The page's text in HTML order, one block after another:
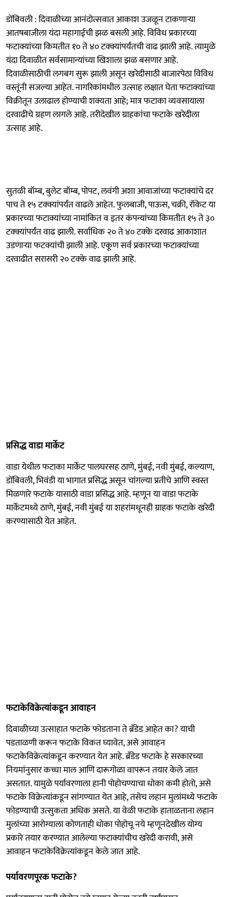
डोंबिवली : दिवाळीच्या आनंदोत्सवात आकाश उजळून टाकणाऱ्या
आतषबाजीला यंदा महागाईची झळ बसली आहे. विविध प्रकारच्या
फटाक्यांच्या किमतीत १० ते ४० टक्क्यांपर्यंतची वाढ झाली आहे. त्यामुळे
यंदा दिवाळीत सर्वसामान्यांच्या खिशाला झळ बसणार आहे.
दिवाळीसाठीची लगबग सुरू झाली असून खरेदीसाठी बाजारपेठा विविध
वस्तूंनी सजल्या आहेत. नागरिकांमधील उत्साह लक्षात घेता फटाक्यांच्या
विक्रीतून उलाढाल होण्याची शक्यता आहे; मात्र फटाका व्यवसायाला
दरवाढीचे ग्रहण लागले आहे. तरीदेखील ग्राहकांचा फटाके खरेदीला
उत्साह आहे.
सुतळी बॉम्ब, बुलेट बॉम्ब, पोपट, लवंगी अशा आवाजांच्या फटाक्यांचे दर
पाच ते १५ टक्क्यांपर्यंत वाढले आहेत. फुलबाजी, पाऊस, चक्री, रॉकेट या
प्रकारच्या फटाक्यांच्या नामांकित व इतर कंपन्यांच्या किमतीत १५ ते ३०
टक्क्यांपर्यंत वाढ झाली. सर्वाधिक २० ते ४० टक्के दरवाढ आकाशात
उडणाऱ्या फटक्यांची झाली आहे. एकूण सर्व प्रकारच्या फटाक्यांच्या
दरवाढीत सरासरी २० टक्के वाढ झाली आहे.
प्रसिद्ध वाडा मार्केट
वाडा येथील फटाका मार्केट पालघरसह ठाणे, मुंबई, नवी मुंबई, कल्याण,
डोंबिवली, भिवंडी या भागात प्रसिद्ध असून चांगल्या प्रतीचे आणि स्वस्त
मिळणारे फटाके यासाठी वाडा प्रसिद्ध आहे. म्हणून या वाडा फटाके
मार्केटमध्ये ठाणे, मुंबई, नवी मुंबई या शहरांमधूनही ग्राहक फटाके खरेदी
करण्यासाठी येत आहेत.
फटाकेविक्रेत्यांकडून आवाहन
दिवाळीच्या उत्साहात फटाके फोडताना ते ब्रँडेड आहेत का? याची
पडताळणी करून फटाके विकत घ्यावेत, असे आवाहन
फटाकेविक्रेत्यांकडून करण्यात येत आहे. ब्रँडेड फटाके हे सरकारच्या
नियमांनुसार कच्चा माल आणि दारूगोळा वापरून तयार केले जात
असतात. यामुळे पर्यावरणाला हानी पोहोचण्याचा धोका कमी होतो, असे
फटाके विक्रेत्यांकडून सांगण्यात येत आहे, तसेच लहान मुलांमध्ये फटाके
फोडण्याची उत्सुकता अधिक असते. या वेळी फटाके हाताळताना लहान
मुलांच्या आरोग्याला कोणताही धोका पोहोचू नये म्हणूनदेखील योग्य
प्रकारे तयार करण्यात आलेल्या फटाक्यांचीच खरेदी करावी, असे
आवाहन फटाकेविक्रेत्यांकडून केले जात आहे.
पर्यावरणपूरक फटाके?